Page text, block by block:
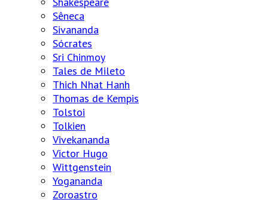
Sêneca
Sivananda
Sócrates
Sri Chinmoy
Tales de Mileto
Thich Nhat Hanh
Thomas de Kempis
Tolstoi
Tolkien
Vivekananda
Victor Hugo
Wittgenstein
Yogananda
Zoroastro